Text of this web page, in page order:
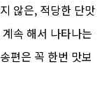
않은, 적당한 단맛
속 해서 나타나는
편은 꼭 한번 맛보